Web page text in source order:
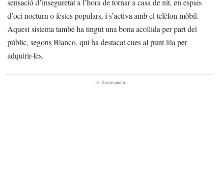
sensació d’inseguretat a l’hora de tornar a casa de nit, en espais
d’oci nocturn o festes populars, i s’activa amb el telèfon mòbil.
Aquest sistema també ha tingut una bona acollida per part del
públic, segons Blanco, qui ha destacat cues al punt lila per
adquirir-les.
- Et Recomanem -